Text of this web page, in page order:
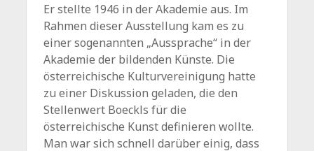
Er stellte 1946 in der Akademie aus. Im
Rahmen dieser Ausstellung kam es zu
einer sogenannten „Aussprache“ in der
Akademie der bildenden Künste. Die
österreichische Kulturvereinigung hatte
zu einer Diskussion geladen, die den
Stellenwert Boeckls für die
österreichische Kunst definieren wollte.
Man war sich schnell darüber einig, dass